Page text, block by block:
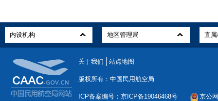
关于我们 站点地图
版权所有：中国民用航空局
ICP备案编号：京ICP备19046468号 京公